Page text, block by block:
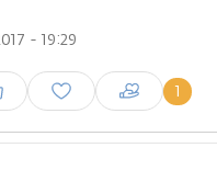
- 19:29
1
om een reactie te